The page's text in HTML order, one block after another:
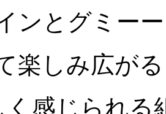
インと
楽しみ広がる
感じられる